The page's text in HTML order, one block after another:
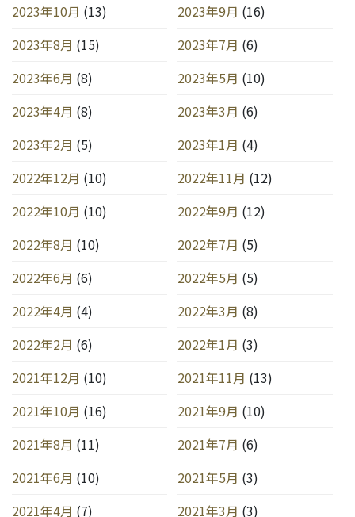
2023年10月 (13) 2023年9月 (16)
2023年8月 (15) 2023年7月 (6)
2023年6月 (8) 2023年5月 (10)
2023年4月 (8) 2023年3月 (6)
2023年2月 (5) 2023年1月 (4)
2022年12月 (10) 2022年11月 (12)
2022年10月 (10) 2022年9月 (12)
2022年8月 (10) 2022年7月 (5)
2022年6月 (6) 2022年5月 (5)
2022年4月 (4) 2022年3月 (8)
2022年2月 (6) 2022年1月 (3)
2021年12月 (10) 2021年11月 (13)
2021年10月 (16) 2021年9月 (10)
2021年8月 (11) 2021年7月 (6)
2021年6月 (10) 2021年5月 (3)
2021年4月 (7) 2021年3月 (3)